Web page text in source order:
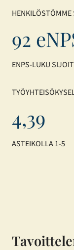
92
ENPS-LUKU
4,39
ASTEIKOLLA 1-5